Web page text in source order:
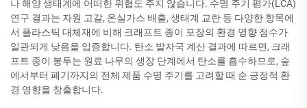
나 해양 생태계에 어떠한 위협도 주지 않습니다. 수명 주기 평가(LCA)
연구 결과는 자원 고갈, 온실가스 배출, 생태계 교란 등 다양한 항목에
서 플라스틱 대체재에 비해 크래프트 종이 포장의 환경 영향 점수가
일관되게 낮음을 입증합니다. 탄소 발자국 계산 결과에 따르면, 크래
프트 종이 봉투는 원료 나무의 생장 단계에서 탄소를 흡수하므로, 숲
에서부터 폐기까지의 전체 제품 수명 주기를 고려할 때 순 긍정적 환
경 영향을 창출합니다.